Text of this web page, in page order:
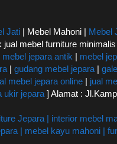
Jati| Mebel Mahoni | Mebel
jual mebel furniture
mebel jepara antik | mebel
| gudang mebel jepara |
mebel jepara online| jual
ukir jepara ] Alamat :
Jepara | interior mebel
| mebel kayu mahoni |